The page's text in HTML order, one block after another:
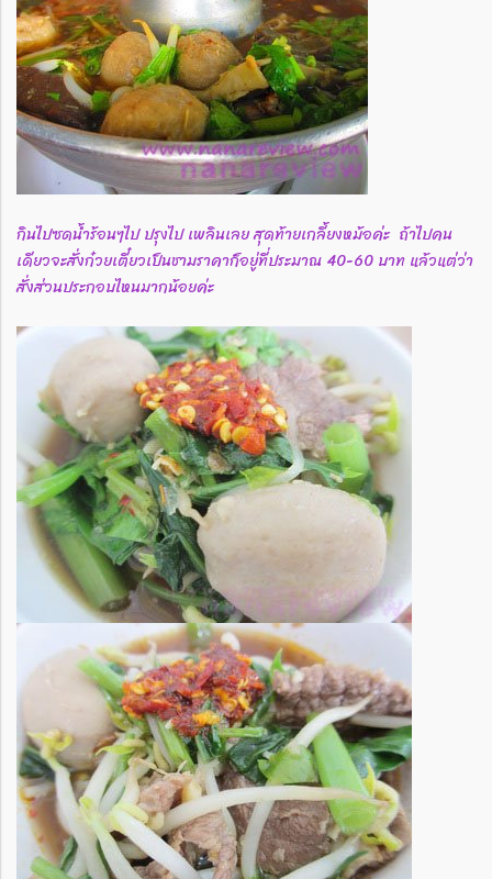
กินไปซดน้ำร้อนๆไป ปรุงไป เพลินเลย สุดท้ายเกลี้ยงหม้อค่ะ ถ้าไปคน
เดียวจะสั่งก๋วยเตี๋ยวเป็นชามราคาก็อยู่ที่ประมาณ 40-60 บาท แล้วแต่ว่า
สั่งส่วนประกอบไหนมากน้อยค่ะ